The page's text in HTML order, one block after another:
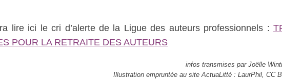
lire ici le cri d’alerte de la Ligue des auteurs professionnels :
POUR LA RETRAITE DES AUTEURS
infos transmises par Joëlle
Illustration empruntée au site ActuaLitté : LaurPhil, CC